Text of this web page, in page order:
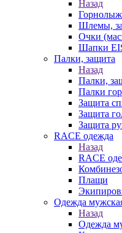
Назад
Шлемы,
Очки
Шапки
Палки, защита
Назад
Палки,
Палки
Защита
Защита
Защита
RACE одежда
Назад
RACE
Плащи
Одежда
Назад
Одежда